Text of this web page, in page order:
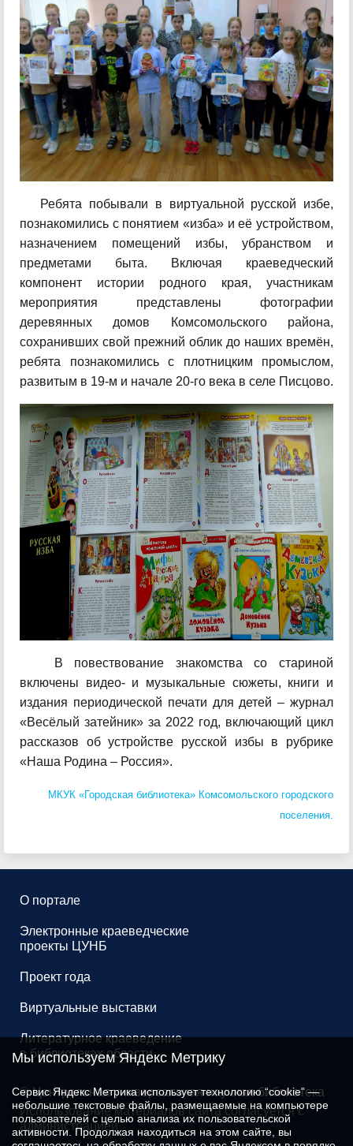
Ребята побывали в виртуальной русской избе,
познакомились с понятием «изба» и её устройством,
назначением помещений избы, убранством и
предметами быта. Включая краеведческий
компонент истории родного края, участникам
мероприятия представлены фотографии
деревянных домов Комсомольского района,
сохранивших свой прежний облик до наших времён,
ребята познакомились с плотницким промыслом,
развитым в 19-м и начале 20-го века в селе Писцово.
В повествование знакомства со стариной
включены видео- и музыкальные сюжеты, книги и
издания периодической печати для детей – журнал
«Весёлый затейник» за 2022 год, включающий цикл
рассказов об устройстве русской избы в рубрике
«Наша Родина – Россия».
МКУК «Городская библиотека» Комсомольского городского
поселения.
О портале
Электронные краеведческие
проекты ЦУНБ
Проект года
Виртуальные выставки
Литературное краеведение
в библиотеках области
© Центральная универсальная научная библиотека
Использование материалов сайта согласуется с
администрацией
Мы используем Яндекс Метрику
Сервис Яндекс Метрика использует технологию “cookie” —
небольшие текстовые файлы, размещаемые на компьютере
пользователей с целью анализа их пользовательской
активности. Продолжая находиться на этом сайте, вы